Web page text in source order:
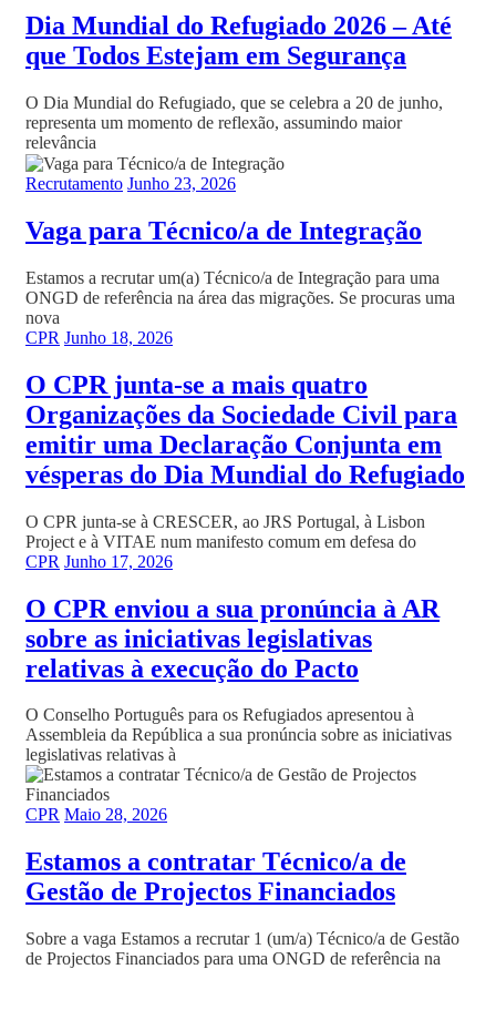
Dia Mundial do Refugiado 2026 – Até
que Todos Estejam em Segurança
O Dia Mundial do Refugiado, que se celebra a 20 de junho,
representa um momento de reflexão, assumindo maior
relevância
Recrutamento Junho 23, 2026
Vaga para Técnico/a de Integração
Estamos a recrutar um(a) Técnico/a de Integração para uma
ONGD de referência na área das migrações. Se procuras uma
nova
CPR Junho 18, 2026
O CPR junta-se a mais quatro
Organizações da Sociedade Civil para
emitir uma Declaração Conjunta em
vésperas do Dia Mundial do Refugiado
O CPR junta-se à CRESCER, ao JRS Portugal, à Lisbon
Project e à VITAE num manifesto comum em defesa do
CPR Junho 17, 2026
O CPR enviou a sua pronúncia à AR
sobre as iniciativas legislativas
relativas à execução do Pacto
O Conselho Português para os Refugiados apresentou à
Assembleia da República a sua pronúncia sobre as iniciativas
legislativas relativas à
CPR Maio 28, 2026
Estamos a contratar Técnico/a de
Gestão de Projectos Financiados
Sobre a vaga Estamos a recrutar 1 (um/a) Técnico/a de Gestão
de Projectos Financiados para uma ONGD de referência na